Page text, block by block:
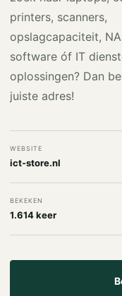
printers, scanners,
opslagcapaciteit,
software óf IT
oplossingen? Dan
juiste adres!
WEBSITE
ict-store.nl
BEKEKEN
1.614 keer